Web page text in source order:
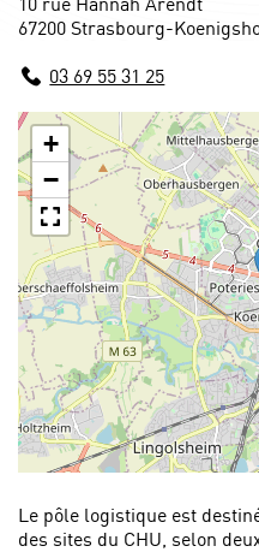
67200 Strasbourg-
03 69 55 31 25
+
−
Le pôle logistique est
des sites du CHU, selon